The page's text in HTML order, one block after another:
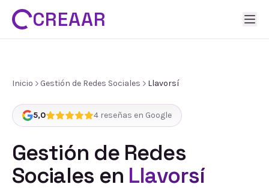
CREAAR
Inicio Gestión de Redes Sociales Llavorsí
5,0 4 reseñas en Google
Gestión de Redes
Sociales en Llavorsí